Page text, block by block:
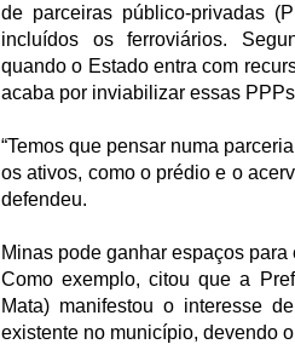
de parceiras público-privadas
incluídos os ferroviários.
quando o Estado entra com
acaba por inviabilizar essas
“Temos que pensar numa
os ativos, como o prédio e o
defendeu.
Minas pode ganhar espaços
Como exemplo, citou que a
Mata) manifestou o interesse
existente no município, devendo